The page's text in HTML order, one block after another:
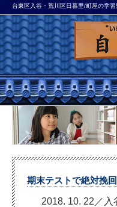
台東区入谷・荒川区日暮里/町屋の学
期末テストで絶対挽
2018. 10. 22／